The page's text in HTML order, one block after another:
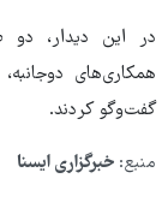
در این دیدار، دو
همکاری‌های
گفت‌وگو کردند.
منبع: خبرگزاری ایسنا